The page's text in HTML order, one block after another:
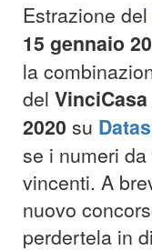
Estrazione del
15 gennaio
la
del VinciCasa
2020 su
se i numeri
vincenti. A
nuovo
perdertela in